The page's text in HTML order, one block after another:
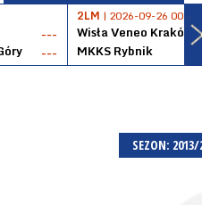
---
---
2LM | 2026-09-26 00:00
Wisła Veneo Kraków
MKKS Rybnik
SEZON: